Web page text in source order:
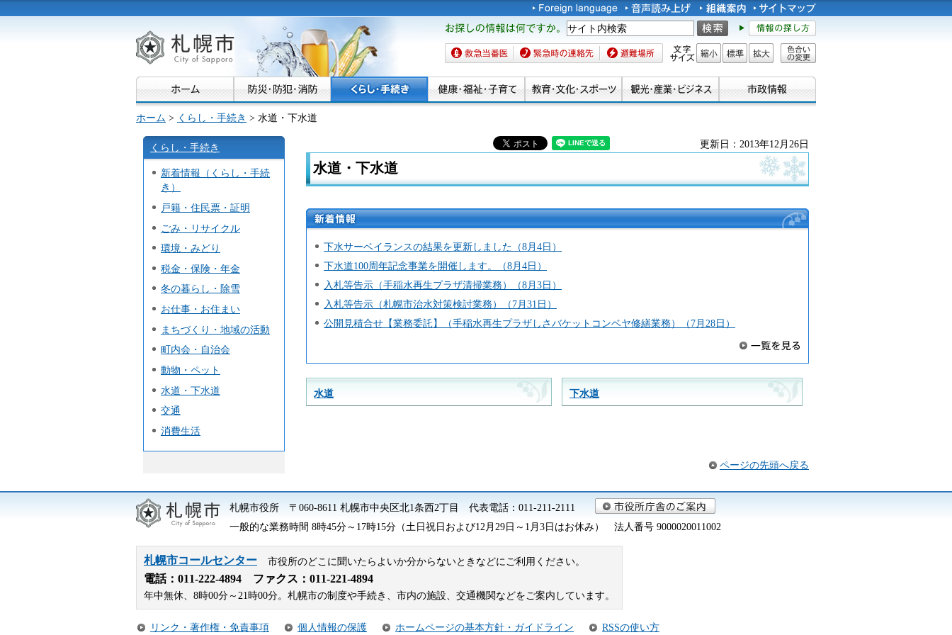
札幌市
お探しの情報は何です
か。
救急当番医 緊急時の連絡先 避難場所 文字サイズ
縮小 標準 拡大
色合い
ホーム > くらし・手続き > 水道・下水道
くらし・手続き
新着情報（くらし・手続
き）
戸籍・住民票・証明
ごみ・リサイクル
環境・みどり
税金・保険・年金
冬の暮らし・除雪
お仕事・お住まい
まちづくり・地域の活動
町内会・自治会
動物・ペット
水道・下水道
交通
消費生活
更新日：2013年12月26日
水道・下水道
新着情
報下水サーベイランスの結果を更新しました（8月4日）
下水道100周年記念事業を開催します。（8月4日）
入札等告示（手稲水再生プラザ清掃業務）（8月3日）
入札等告示（札幌市治水対策検討業務）（7月31日）
公開見積合せ【業務委託】（手稲水再生プラザしさバケットコンベヤ修繕業務）（7月28日）
水道 下水道
ページの先頭へ戻る
札幌市役所 〒060-8611 札幌市中央区北1条西2丁目 代表電話：011-211-2111
一般的な業務時間 8時45分～17時15分（土日祝日および12月29日～1月3日はお休み） 法人番号 9000020011002
札幌市コールセンター 市役所のどこに聞いたらよいか分からないときなどにご利用ください。
電話： 011-222-4894 ファクス：011-221-4894
年中無休、8時00分～21時00分。札幌市の制度や手続き、市内の施設、交通機関などをご案内しています。
リンク・著作権・免責事項 個人情報の保護 ホームページの基本方針・ガイドライン RSSの使い方